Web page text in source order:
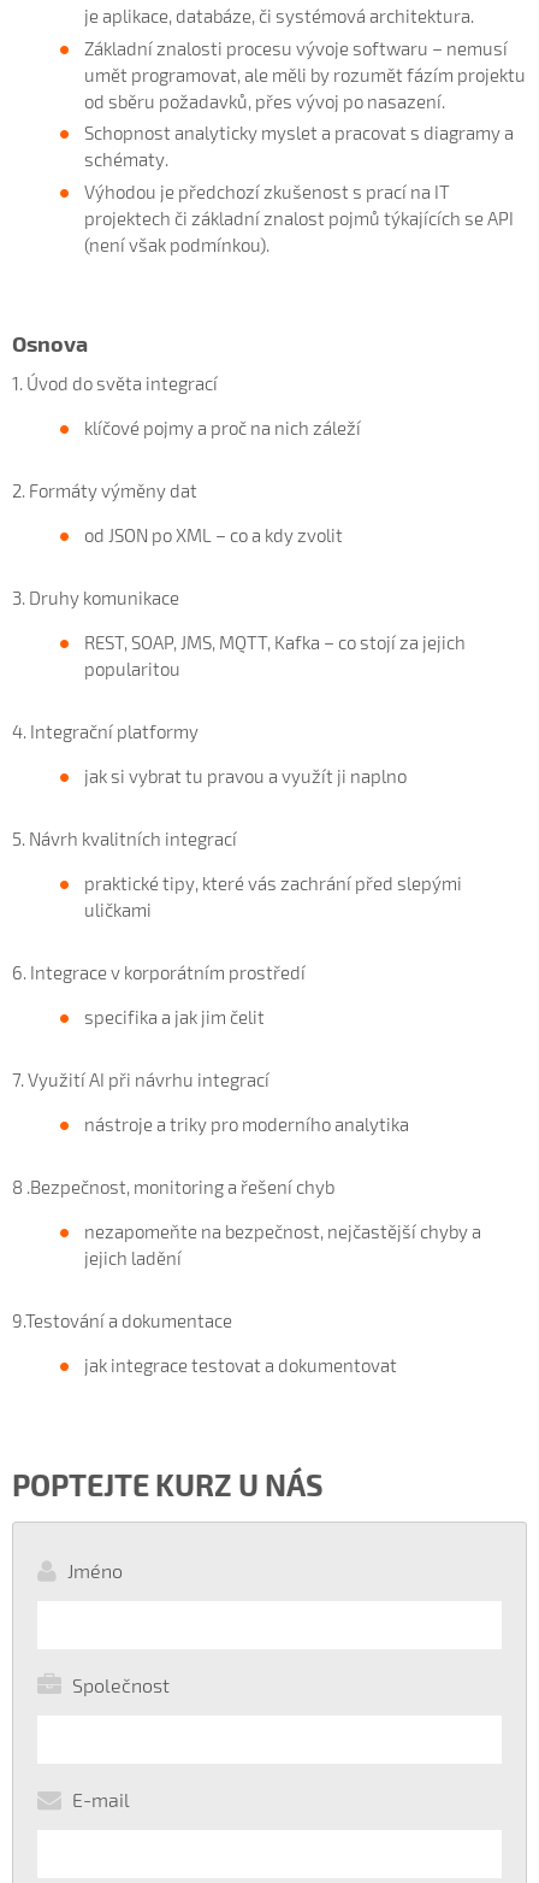
je aplikace, databáze, či systémová architektura.
Základní znalosti procesu vývoje softwaru – nemusí
umět programovat, ale měli by rozumět fázím projektu
od sběru požadavků, přes vývoj po nasazení.
Schopnost analyticky myslet a pracovat s diagramy a
schématy.
Výhodou je předchozí zkušenost s prací na IT
projektech či základní znalost pojmů týkajících se API
(není však podmínkou).
Osnova
1. Úvod do světa integrací
klíčové pojmy a proč na nich záleží
2. Formáty výměny dat
od JSON po XML – co a kdy zvolit
3. Druhy komunikace
REST, SOAP, JMS, MQTT, Kafka – co stojí za jejich
popularitou
4. Integrační platformy
jak si vybrat tu pravou a využít ji naplno
5. Návrh kvalitních integrací
praktické tipy, které vás zachrání před slepými
uličkami
6. Integrace v korporátním prostředí
specifika a jak jim čelit
7. Využití AI při návrhu integrací
nástroje a triky pro moderního analytika
8 .Bezpečnost, monitoring a řešení chyb
nezapomeňte na bezpečnost, nejčastější chyby a
jejich ladění
9.Testování a dokumentace
jak integrace testovat a dokumentovat
POPTEJTE KURZ U NÁS
Jméno
Společnost
E-mail